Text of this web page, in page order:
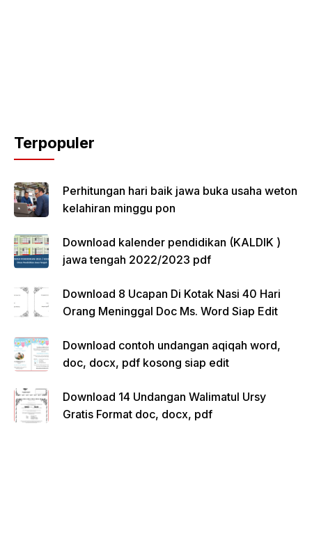
Terpopuler
Perhitungan hari baik jawa buka usaha weton
kelahiran minggu pon
Download kalender pendidikan (KALDIK )
jawa tengah 2022/2023 pdf
Download 8 Ucapan Di Kotak Nasi 40 Hari
Orang Meninggal Doc Ms. Word Siap Edit
Download contoh undangan aqiqah word,
doc, docx, pdf kosong siap edit
Download 14 Undangan Walimatul Ursy
Gratis Format doc, docx, pdf